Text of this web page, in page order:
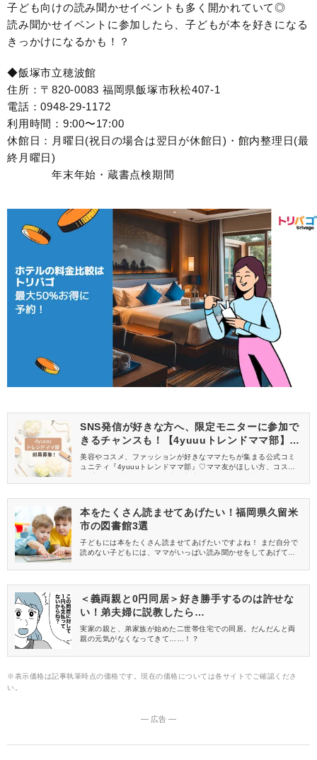
子ども向けの読み聞かせイベントも多く開かれていて◎
読み聞かせイベントに参加したら、子どもが本を好きになる
きっかけになるかも！？
◆飯塚市立穂波館
住所：〒820-0083 福岡県飯塚市秋松407-1
電話：0948-29-1172
利用時間：9:00〜17:00
休館日：月曜日(祝日の場合は翌日が休館日)・館内整理日(最
終月曜日)
年末年始・蔵書点検期間
SNS発信が好きな方へ、限定モニターに参加で
きるチャンスも！【4yuuuトレンドママ部】部
員募集中
美容やコスメ、ファッションが好きなママたちが集まる公式コミ
ュニティ『4yuuuトレンドママ部』♡ママ友がほしい方、コスメサ
信してくれる方を募集しています！
本をたくさん読ませてあげたい！福岡県久留米
市の図書館3選
子どもには本をたくさん読ませてあげたいですよね！ まだ自分で
読めない子どもには、ママがいっぱい読み聞かせをしてあげてく
す。
＜義両親と0円同居＞好き勝手するのは許せな
い！弟夫婦に説教したら…
実家の親と、弟家族が始めた二世帯住宅での同居。だんだんと両
親の元気がなくなってきて……！？
※表示価格は記事執筆時点の価格です。現在の価格については各サイトでご確認くださ
い。
― 広告 ―